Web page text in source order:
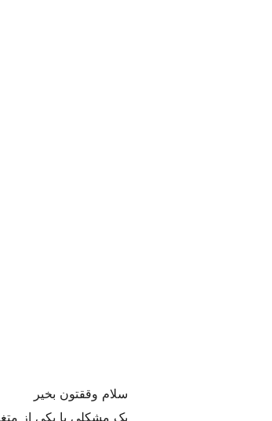
سلام وققتون بخیر
یک مشکلی با یکی از